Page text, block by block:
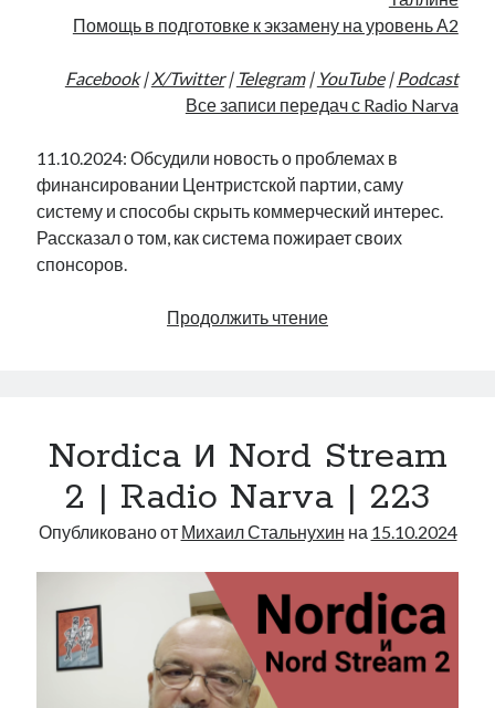
Помощь в подготовке к экзамену на уровень А2
Facebook|X/Twitter| Telegram| YouTube| Podcast
Все записи передач с Radio Narva
11.10.2024: Обсудили новость о проблемах в
финансировании Центристской партии, саму
систему и способы скрыть коммерческий интерес.
Рассказал о том, как система пожирает своих
спонсоров.
Продолжить чтениеФинансирование
Narva
224
Nordica и Nord Stream
2 | Radio Narva | 223
Опубликовано от Михаил Стальнухин на 15.10.2024